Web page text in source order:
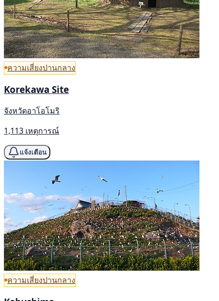
ความเสี่ยงปานกลาง
Korekawa Site
จังหวัดอาโอโมริ
1,113 เหตุการณ์
แจ้งเตือน
ความเสี่ยงปานกลาง